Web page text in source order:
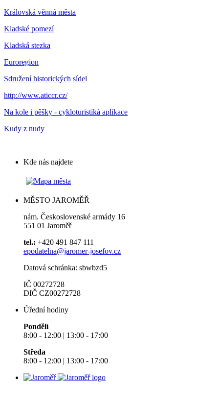
Královská věnná města
Kladské pomezí
Kladská stezka
Euroregion
Sdružení historických sídel
http://www.aticcr.cz/
Na kole i pěšky - cykloturistiká aplikace
Kudy z nudy
Kde nás najdete
MĚSTO JAROMĚŘ
nám. Československé armády 16
551 01 Jaroměř
tel.: +420 491 847 111
epodatelna@jaromer-josefov.cz
Datová schránka: sbwbzd5
IČ 00272728
DIČ CZ00272728
Úřední hodiny
Pondělí
8:00 - 12:00 | 13:00 - 17:00
Středa
8:00 - 12:00 | 13:00 - 17:00